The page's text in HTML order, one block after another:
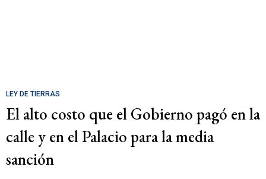
LEY DE TIERRAS
El alto costo que el Gobierno pagó en la
calle y en el Palacio para la media
sanción